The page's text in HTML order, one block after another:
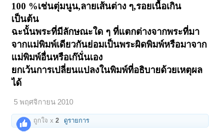
100 %เช่นตุ่มนูน,ลายเส้นต่าง ๆ,รอยเนื้อเกิน
เป็นต้น
ฉะนั้นพระที่มีลักษณะใด ๆ ที่แตกต่างจากพระที่มา
จากแม่พิมพ์เดียวกันย่อมเป็นพระผิดพิมพ์หรือมาจาก
แม่พิมพ์อื่นหรือเก๊นั่นเอง
ยกเว้นการเปลี่ยนแปลงในพิมพ์ที่อธิบายด้วยเหตุผล
ได้
5 พฤศจิกายน 2010
ถูกใจ x2 ดูรายการ